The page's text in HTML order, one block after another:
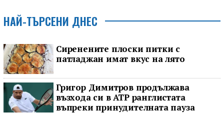
НАЙ-ТЪРСЕНИ ДНЕС
Сиренените плоски питки с
патладжан имат вкус на лято
Григор Димитров продължава
възхода си в ATP ранглистата
въпреки принудителната пауза